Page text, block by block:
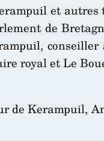
et
de
royal et Le
de Kerampuil,